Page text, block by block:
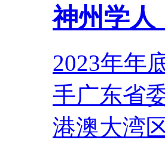
神州学人
2023年年
手广东省
港澳大湾